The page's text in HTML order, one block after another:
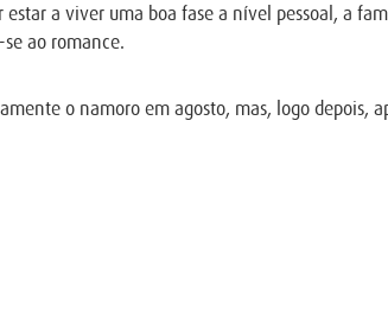
estar a viver uma boa fase a nível pessoal, a
ao romance.
o namoro em agosto, mas, logo